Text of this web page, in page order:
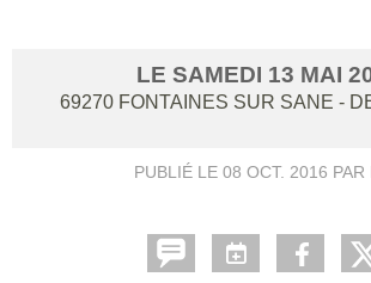
LE SAMEDI 13 MAI
69270 FONTAINES SUR SANE -
PUBLIÉ LE 08 OCT. 2016 PAR